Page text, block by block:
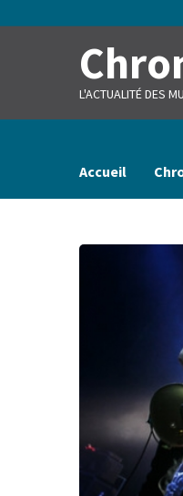
to
L'ACTUALITÉ DES
Accueil